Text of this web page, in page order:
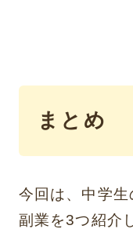
まとめ
今回は、中学
副業を3つ紹介